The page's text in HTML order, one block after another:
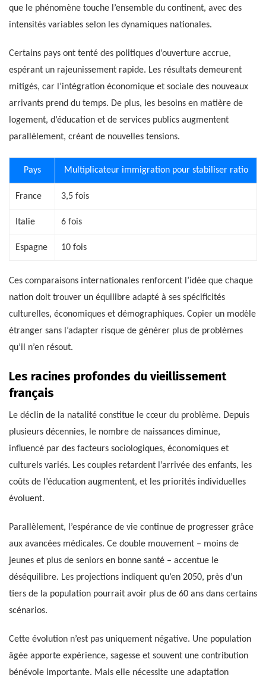
que le phénomène touche l’ensemble du continent, avec des
intensités variables selon les dynamiques nationales.
Certains pays ont tenté des politiques d’ouverture accrue,
espérant un rajeunissement rapide. Les résultats demeurent
mitigés, car l’intégration économique et sociale des nouveaux
arrivants prend du temps. De plus, les besoins en matière de
logement, d’éducation et de services publics augmentent
parallèlement, créant de nouvelles tensions.
Pays Multiplicateur immigration pour stabiliser ratio
France 3,5 fois
Italie 6 fois
Espagne 10 fois
Ces comparaisons internationales renforcent l’idée que chaque
nation doit trouver un équilibre adapté à ses spécificités
culturelles, économiques et démographiques. Copier un modèle
étranger sans l’adapter risque de générer plus de problèmes
qu’il n’en résout.
Les racines profondes du vieillissement
français
Le déclin de la natalité constitue le cœur du problème. Depuis
plusieurs décennies, le nombre de naissances diminue,
influencé par des facteurs sociologiques, économiques et
culturels variés. Les couples retardent l’arrivée des enfants, les
coûts de l’éducation augmentent, et les priorités individuelles
évoluent.
Parallèlement, l’espérance de vie continue de progresser grâce
aux avancées médicales. Ce double mouvement – moins de
jeunes et plus de seniors en bonne santé – accentue le
déséquilibre. Les projections indiquent qu’en 2050, près d’un
tiers de la population pourrait avoir plus de 60 ans dans certains
scénarios.
Cette évolution n’est pas uniquement négative. Une population
âgée apporte expérience, sagesse et souvent une contribution
bénévole importante. Mais elle nécessite une adaptation